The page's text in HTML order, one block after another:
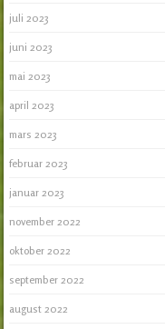
juli 2023
juni 2023
mai 2023
april 2023
mars 2023
februar 2023
januar 2023
november 2022
oktober 2022
september 2022
august 2022